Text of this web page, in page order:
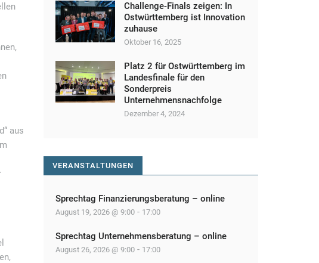
aus
Challenge-Finals zeigen: In
Ostwürttemberg ist Innovation
zuhause
Oktober 16, 2025
Platz 2 für Ostwürttemberg im
Landesfinale für den
Sonderpreis
Unternehmensnachfolge
Dezember 4, 2024
VERANSTALTUNGEN
Sprechtag Finanzierungsberatung – online
August 19, 2026 @ 9:00 - 17:00
Sprechtag Unternehmensberatung – online
August 26, 2026 @ 9:00 - 17:00